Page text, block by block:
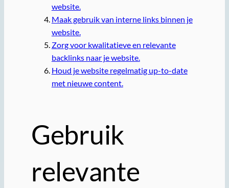
website.
Maak gebruik van interne links binnen je
website.
Zorg voor kwalitatieve en relevante
backlinks naar je website.
Houd je website regelmatig up-to-date
met nieuwe content.
Gebruik
relevante